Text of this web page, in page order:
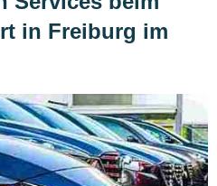
in Freiburg im